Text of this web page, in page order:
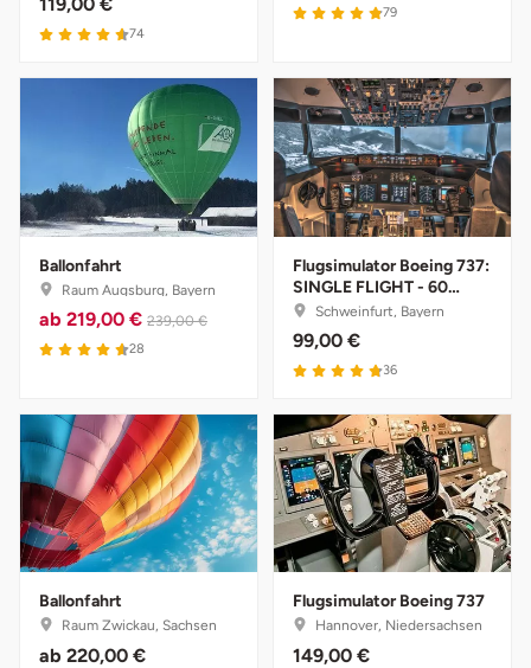
74
79
Ballonfahrt
Raum Augsburg, Bayern
ab 219,00 € 239,00 €
28
Flugsimulator Boeing 737:
SINGLE FLIGHT - 60
Minuten
Schweinfurt, Bayern
99,00 €
36
Ballonfahrt
Raum Zwickau, Sachsen
ab 220,00 €
Flugsimulator Boeing 737
Hannover, Niedersachsen
149,00 €
Löbau
Lüchow-Dannenberg
Lüneburg
Magdeburg
Mannheim
Mecklenburgische Seenplatte
Meiningen
Merzig